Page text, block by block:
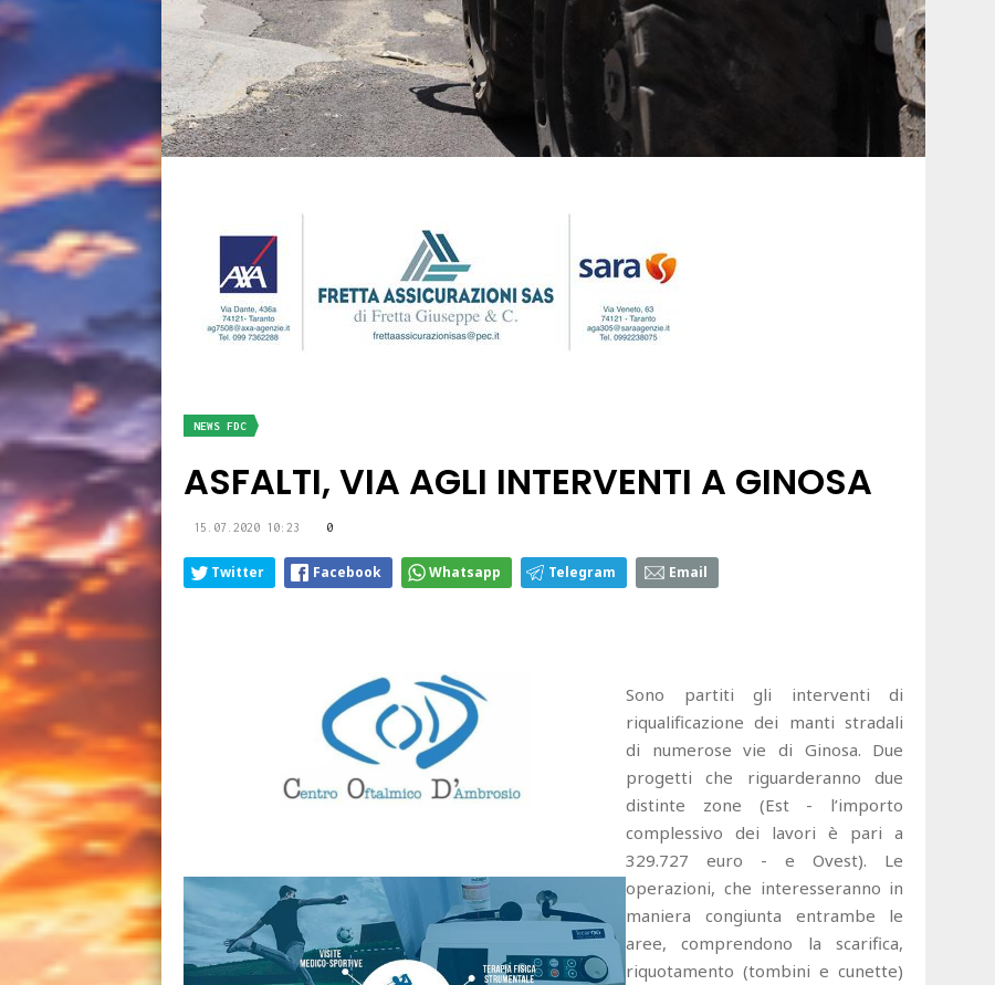
NEWS FDC
ASFALTI, VIA AGLI INTERVENTI A GINOSA
15.07.2020 10:23 0
Twitter Facebook Whatsapp Telegram Email
Sono partiti gli interventi di
riqualificazione dei manti stradali
di numerose vie di Ginosa. Due
progetti che riguarderanno due
distinte zone (Est - l’importo
complessivo dei lavori è pari a
329.727 euro - e Ovest). Le
operazioni, che interesseranno in
maniera congiunta entrambe le
aree, comprendono la scarifica,
riquotamento (tombini e cunette)